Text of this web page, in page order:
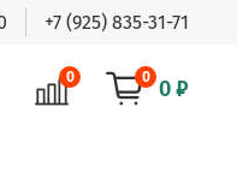
+7 (925) 835-31-71
0 0 0 ₽